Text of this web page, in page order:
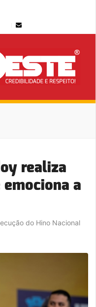
realiza
a
do Hino Nacional